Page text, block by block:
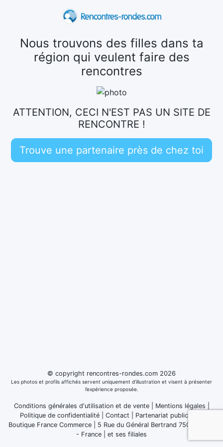
Nous trouvons des filles dans ta
région qui veulent faire des
rencontres
ATTENTION, CECI N'EST PAS UN SITE DE
RENCONTRE !
Trouve une partenaire près de chez toi
© copyright rencontres-rondes.com 2026
Les photos et profils affichés servent uniquement d’illustration et visent à présenter
l’expérience proposée.
Conditions générales d'utilisation et de vente| Mentions légales
Politique de confidentialité
Contact
Partenariat publicitaire
Boutique France Commerce | 5 Rue du Général Bertrand 75007 Paris
- France
et ses filiales